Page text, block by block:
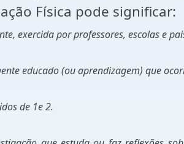
Física pode significar:
exercida por professores, escolas e
educado (ou aprendizagem) que
de 1e 2.